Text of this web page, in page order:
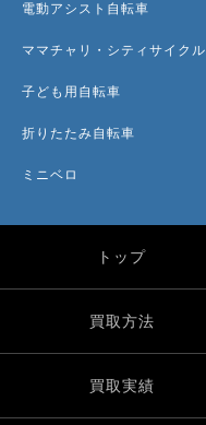
電動アシスト自転車
ママチャリ・シティサイクル
子ども用自転車
折りたたみ自転車
ミニベロ
トップ
買取方法
買取実績